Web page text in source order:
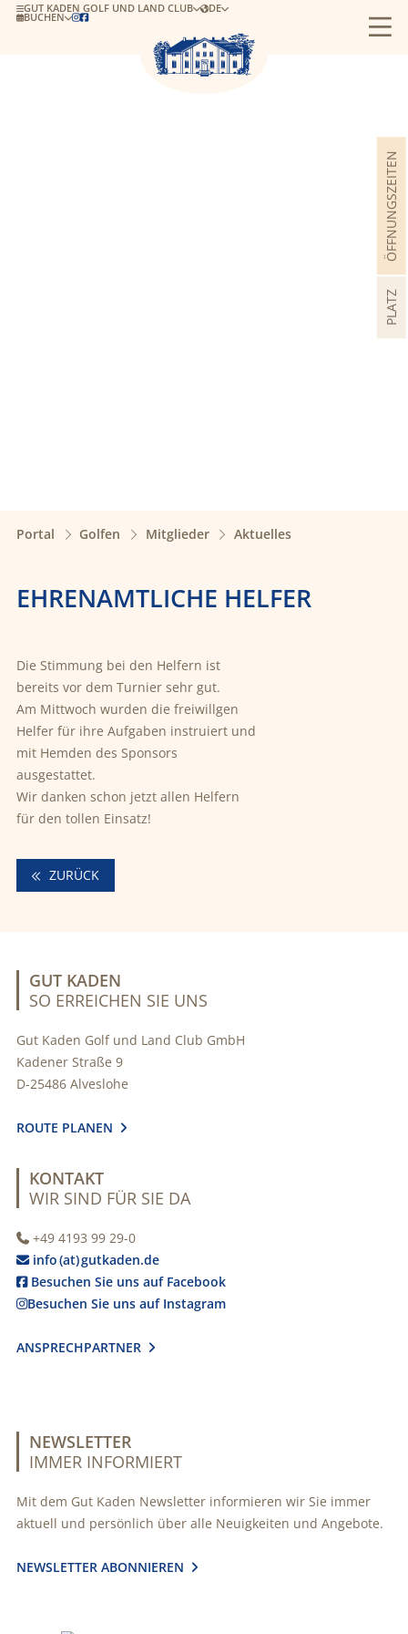
BUCHEN 
GUT KADEN GOLF UND LAND CLUB DE
PLATZ
ÖFFNUNGSZEITEN
Portal Golfen Mitglieder Aktuelles
EHRENAMTLICHE HELFER
Die Stimmung bei den Helfern ist
bereits vor dem Turnier sehr gut.
Am Mittwoch wurden die freiwillgen
Helfer für ihre Aufgaben instruiert und
mit Hemden des Sponsors
ausgestattet.
Wir danken schon jetzt allen Helfern
für den tollen Einsatz!
ZURÜCK
GUT KADEN
SO ERREICHEN SIE UNS
Gut Kaden Golf und Land Club GmbH
Kadener Straße 9
D-25486 Alveslohe
ROUTE PLANEN 
KONTAKT
WIR SIND FÜR SIE DA
+49 4193 99 29-0
info (at) gutkaden.de
Besuchen Sie uns auf Facebook
Besuchen Sie uns auf Instagram
ANSPRECHPARTNER 
NEWSLETTER
IMMER INFORMIERT
Mit dem Gut Kaden Newsletter informieren wir Sie immer
aktuell und persönlich über alle Neuigkeiten und Angebote.
NEWSLETTER ABONNIEREN 